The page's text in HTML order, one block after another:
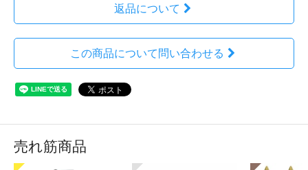
返品について
この商品について問い合わせる
売れ筋商品